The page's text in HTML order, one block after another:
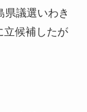
県議選いわき
立候補したが